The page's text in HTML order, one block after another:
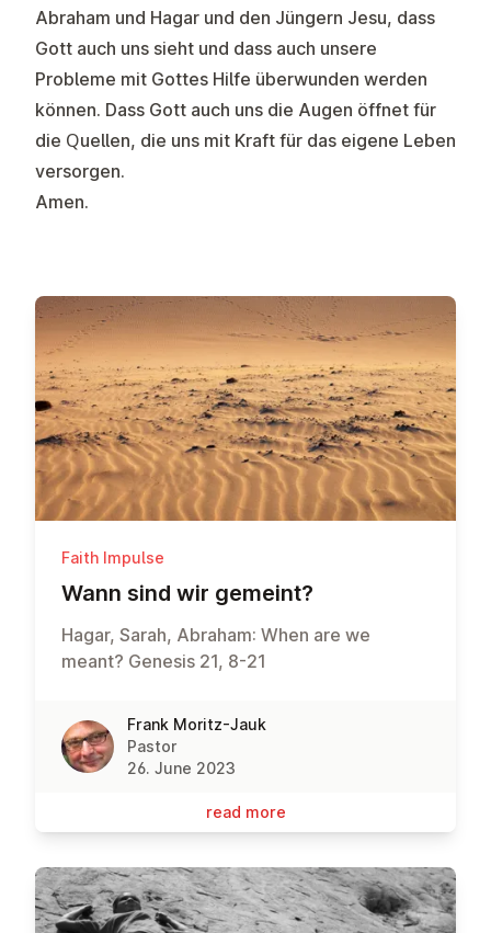
Abraham und Hagar und den Jüngern Jesu, dass
Gott auch uns sieht und dass auch unsere
Probleme mit Gottes Hilfe überwunden werden
können. Dass Gott auch uns die Augen öffnet für
die Quellen, die uns mit Kraft für das eigene Leben
versorgen.
Amen.
Faith Impulse
Wann sind wir gemeint?
Hagar, Sarah, Abraham: When are we
meant? Genesis 21, 8-21
Frank Moritz-Jauk
Pastor
26. June 2023
read more